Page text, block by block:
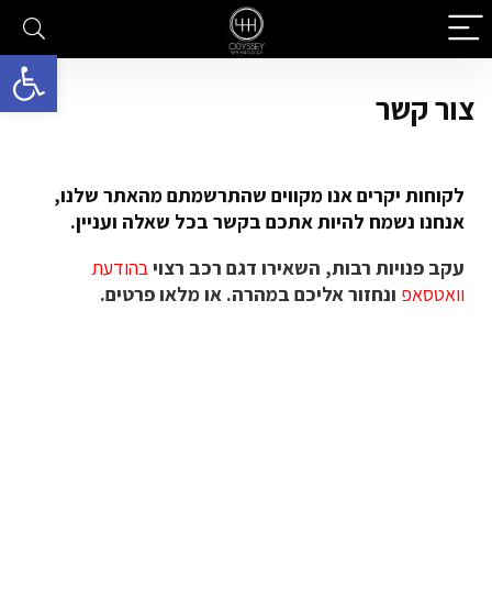
פתח
צור קשר
לקוחות יקרים אנו מקווים שהתרשמתם מהאתר שלנו,
אנחנו נשמח להיות אתכם בקשר בכל שאלה ועניין.
עקב פנויות רבות, השאירו דגם רכב רצויבהודעת
וואטסאפ ונחזור אליכם במהרה. או מלאו פרטים.